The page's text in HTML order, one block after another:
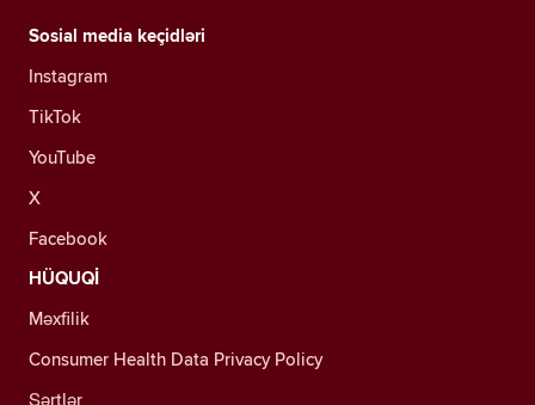
Sosial media keçidləri
Instagram
TikTok
YouTube
X
Facebook
HÜQUQİ
Məxfilik
Consumer Health Data Privacy Policy
Şərtlər